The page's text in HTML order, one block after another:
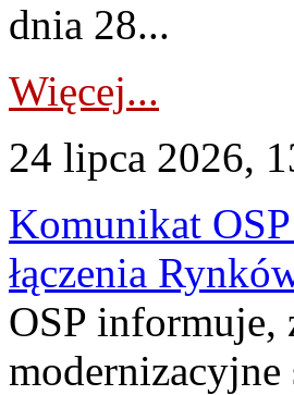
dnia 28...
Więcej...
24 lipca 2026,
Komunikat
łączenia
OSP informuje,